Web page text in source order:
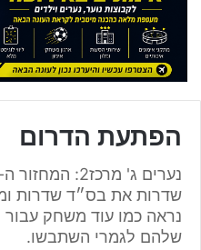
הפתעת הדרום
שדרות את בס״ד שדרות
נראה כמו עוד משחק עבור
שלהם לגמרי השתבשו.